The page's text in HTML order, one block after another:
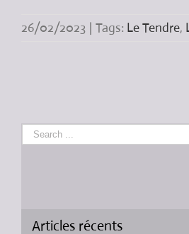
26/02/2023 | Tags: Le Tendre,
Articles récents